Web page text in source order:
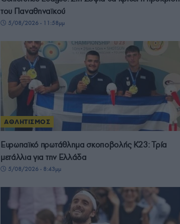
του Παναθηναϊκού
5/08/2026 - 11:58μμ
ΑΘΛΗΤΙΣΜΟΣ
Ευρωπαϊκό πρωτάθλημα σκοποβολής Κ23: Τρία
μετάλλια για την Ελλάδα
5/08/2026 - 8:43μμ